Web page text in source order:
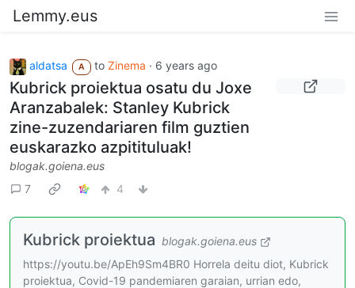
Lemmy.eus
aldatsa A to Zinema · 6 years ago
Kubrick proiektua osatu du Joxe
Aranzabalek: Stanley Kubrick
zine-zuzendariaren film guztien
euskarazko azpitituluak!
blogak.goiena.eus
7
4
Kubrick proiektua blogak.goiena.eus
https://youtu.be/ApEh9Sm4BR0 Horrela deitu diot, Kubrick
proiektua, Covid-19 pandemiaren garaian, urrian edo,